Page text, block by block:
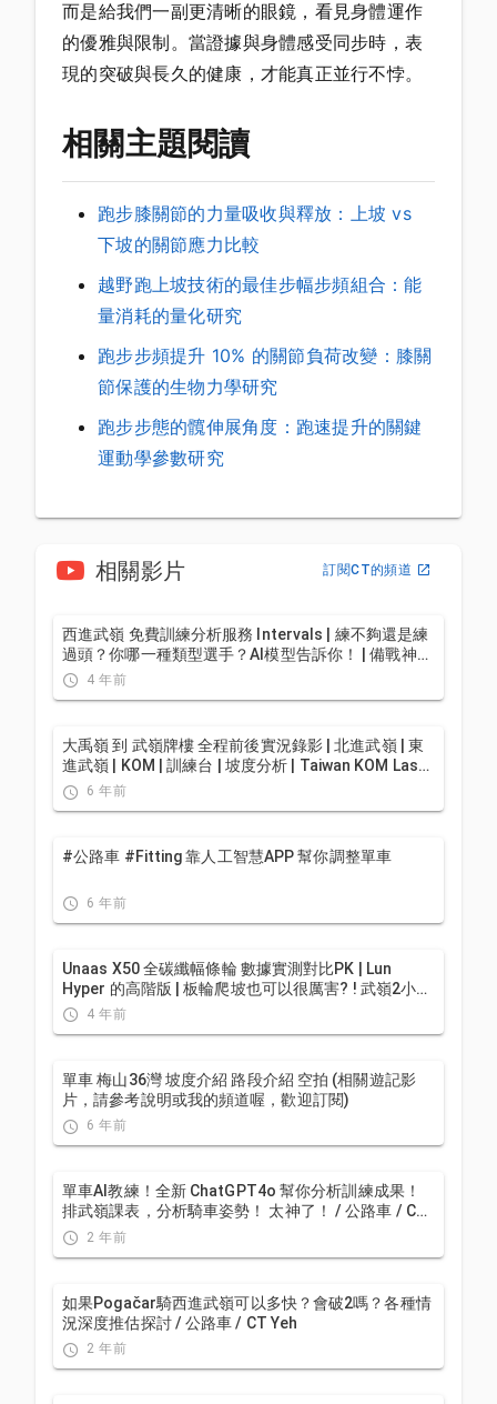
而是給我們一副更清晰的眼鏡，看見身體運作
的優雅與限制。當證據與身體感受同步時，表
現的突破與長久的健康，才能真正並行不悖。
相關主題閱讀
跑步膝關節的力量吸收與釋放：上坡 vs
下坡的關節應力比較
越野跑上坡技術的最佳步幅步頻組合：能
量消耗的量化研究
跑步步頻提升 10% 的關節負荷改變：膝關
節保護的生物力學研究
跑步步態的髖伸展角度：跑速提升的關鍵
運動學參數研究
相關影片 訂閱CT的頻道
西進武嶺 免費訓練分析服務 Intervals | 練不夠還是練
過頭？你哪一種類型選手？AI模型告訴你！ | 備戰神器
4 年前
大禹嶺 到 武嶺牌樓 全程前後實況錄影 | 北進武嶺 | 東
進武嶺 | KOM | 訓練台 | 坡度分析 | Taiwan KOM Last
10 km HARD | 公路車
6 年前
#公路車 #Fitting 靠人工智慧APP 幫你調整單車
6 年前
Unaas X50 全碳纖幅條輪 數據實測對比PK | Lun
Hyper 的高階版 | 板輪爬坡也可以很厲害? ! 武嶺2小時
大師一起親測! CP值超高 | 公路車 | CT Yeh
4 年前
單車 梅山36灣 坡度介紹 路段介紹 空拍 (相關遊記影
片，請參考說明或我的頻道喔，歡迎訂閱)
6 年前
單車AI教練！全新 ChatGPT4o 幫你分析訓練成果！
排武嶺課表，分析騎車姿勢！ 太神了！ / 公路車 / CT
Yeh / feat. 緯緯
2 年前
如果Pogačar騎西進武嶺可以多快？會破2嗎？各種情
況深度推估探討 / 公路車 / CT Yeh
2 年前